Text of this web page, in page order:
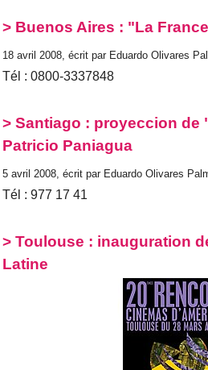
> Buenos Aires : "La
18 avril 2008, écrit par Eduardo Olivares
Tél : 0800-3337848
> Santiago : proyeccion de
Patricio Paniagua
5 avril 2008, écrit par Eduardo Olivares
Tél : 977 17 41
> Toulouse : inauguration
Latine